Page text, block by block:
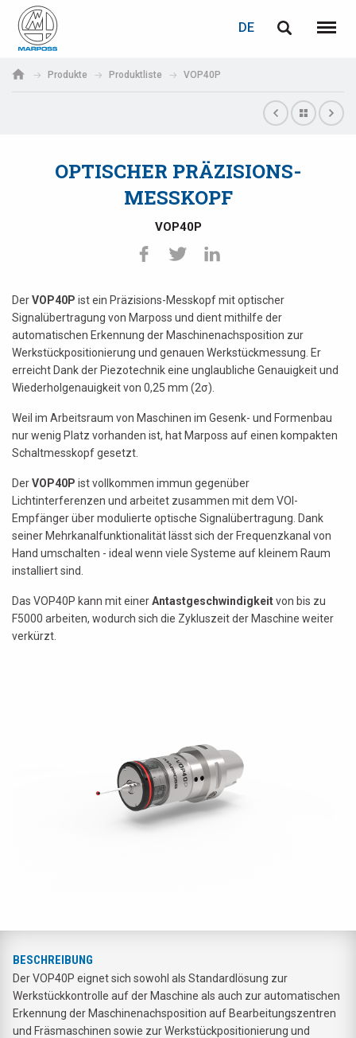
S.p.A.
DE
Menü
Produkte Produktliste VOP40P
OPTISCHER PRÄZISIONS-
MESSKOPF
VOP40P
DerVOP40P ist ein Präzisions-Messkopf mit optischer
Signalübertragung von Marposs und dient mithilfe der
automatischen Erkennung der Maschinenachsposition zur
Werkstückpositionierung und genauen Werkstückmessung. Er
erreicht Dank der Piezotechnik eine unglaubliche Genauigkeit und
Wiederholgenauigkeit von 0,25 mm (2σ).
Weil im Arbeitsraum von Maschinen im Gesenk- und Formenbau
nur wenig Platz vorhanden ist, hat Marposs auf einen kompakten
Schaltmesskopf gesetzt.
DerVOP40P ist vollkommen immun gegenüber
Lichtinterferenzen und arbeitet zusammen mit dem VOI-
Empfänger über modulierte optische Signalübertragung. Dank
seiner Mehrkanalfunktionalität lässt sich der Frequenzkanal von
Hand umschalten - ideal wenn viele Systeme auf kleinem Raum
installiert sind.
Das VOP40P kann mit einerAntastgeschwindigkeitvon bis zu
F5000 arbeiten, wodurch sich die Zykluszeit der Maschine weiter
verkürzt.
BESCHREIBUNG
Der VOP40P eignet sich sowohl als Standardlösung zur
Werkstückkontrolle auf der Maschine als auch zur automatischen
Erkennung der Maschinenachsposition auf Bearbeitungszentren
und Fräsmaschinen sowie zur Werkstückpositionierung und
Deutsch
Español
日本語 (Japanese)
中文 (Chinese)
한국어 (Korean)
LOGIN
Passwort
Wenn Sie noch nicht registriert sind, können Sie dies jetzt tun.
Hier klicken!